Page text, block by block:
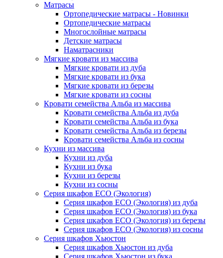
Матрасы
Ортопедические матрасы - Новинки
Ортопедические матрасы
Многослойные матрасы
Детские матрасы
Наматрасники
Мягкие кровати из массива
Мягкие кровати из дуба
Мягкие кровати из бука
Мягкие кровати из березы
Мягкие кровати из сосны
Кровати семейства Альба из массива
Кровати семейства Альба из дуба
Кровати семейства Альба из бука
Кровати семейства Альба из березы
Кровати семейства Альба из сосны
Кухни из массива
Кухни из дуба
Кухни из бука
Кухни из березы
Кухни из сосны
Серия шкафов ECO (Экология)
Серия шкафов ECO (Экология) из дуба
Серия шкафов ECO (Экология) из бука
Серия шкафов ECO (Экология) из березы
Серия шкафов ECO (Экология) из сосны
Серия шкафов Хьюстон
Серия шкафов Хьюстон из дуба
Серия шкафов Хьюстон из бука